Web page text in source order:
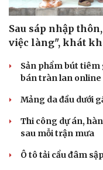
Sân khấu - Điện ảnh
Văn học
Âm nhạc
Di sản
Sau sáp nhập
việc làng", khát
Sản phẩm bút
bán tràn lan online
Mảng da đầu dưới
Thi công dự án,
sau mỗi trận mưa
Ô tô tải cẩu đâm